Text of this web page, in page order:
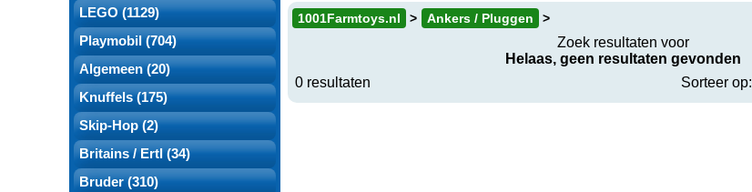
LEGO (1129)
Playmobil (704)
Algemeen (20)
Knuffels (175)
Skip-Hop (2)
Britains / Ertl (34)
Bruder (310)
1001Farmtoys.nl Ankers / Pluggen
Zoek resultaten voor
Helaas, geen resultaten gevonden
0 resultaten
Sorteer op: